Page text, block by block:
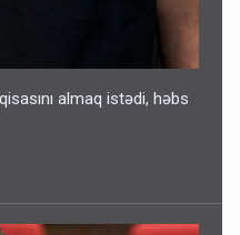
almaq istədi, həbs